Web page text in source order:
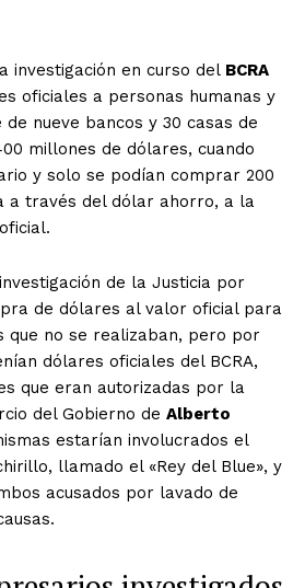
investigación en curso del BCRA
oficiales a personas humanas y
nueve bancos y 30 casas de
millones de dólares, cuando
y solo se podían comprar 200
a través del dólar ahorro, a la
de la Justicia por
de dólares al valor oficial para
que no se realizaban, pero por
dólares oficiales del BCRA,
que eran autorizadas por la
del Gobierno de Alberto
estarían involucrados el
llamado el «Rey del Blue», y
acusados por lavado de